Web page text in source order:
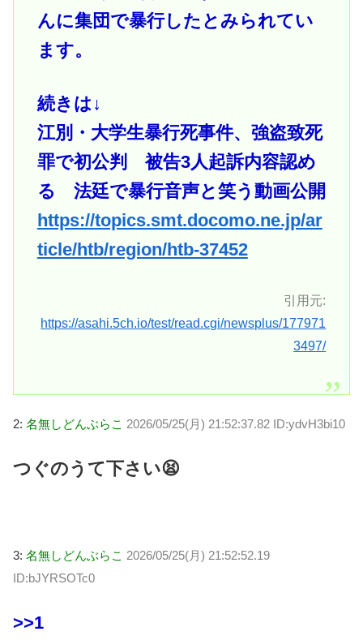
んに集団で暴行したとみられてい
ます。
続きは↓
江別・大学生暴行死事件、強盗致死
罪で初公判 被告3人起訴内容認め
る 法廷で暴行音声と笑う動画公開
https://topics.smt.docomo.ne.jp/ar
ticle/htb/region/htb-37452
引用元:
https://asahi.5ch.io/test/read.cgi/newsplus/177971
3497/
2: 名無しどんぶらこ 2026/05/25(月) 21:52:37.82 ID:ydvH3bi10
つぐのうて下さい😫
3: 名無しどんぶらこ 2026/05/25(月) 21:52:52.19
ID:bJYRSOTc0
>>1